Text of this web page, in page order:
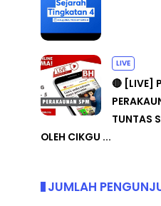
LIVE
🔴 [LIVE]
TUNTAS
OLEH CIKGU ...
JUMLAH